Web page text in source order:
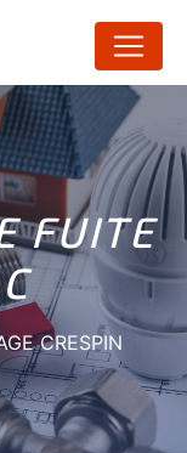
FUITE
CRESPIN